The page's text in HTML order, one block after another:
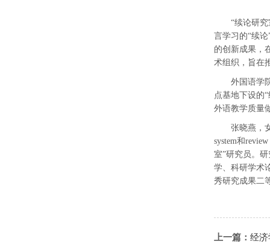
“续论研
言学习的“续
的创新成果，
术组织，旨在
外国语学
点基地下设的
外语教学质量
张晓燕，
system和
室”研究员。研
学、科研学术
秀研究成果二
上一篇： 经